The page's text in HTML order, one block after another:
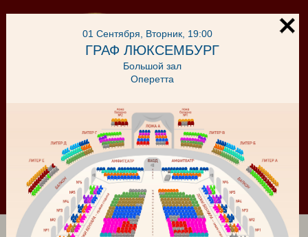
Корзина
01 Сентября, Вторник, 19:00
ГРАФ ЛЮКСЕМБУРГ
Большой зал
Оперетта